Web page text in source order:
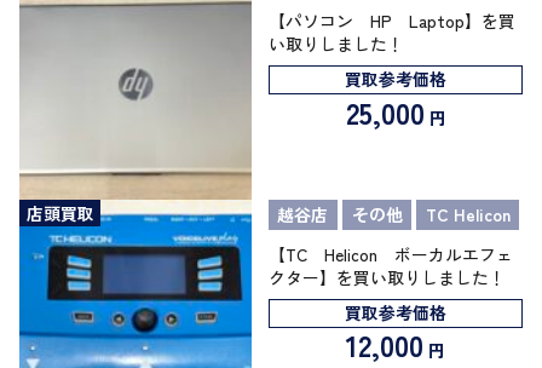
【パソコン HP Laptop】を買
い取りしました！
買取参考価格
25,000 円
店頭買取 越谷店 その他
TC Helicon
【TC Helicon ボーカルエフェ
クター】を買い取りしました！
買取参考価格
12,000 円